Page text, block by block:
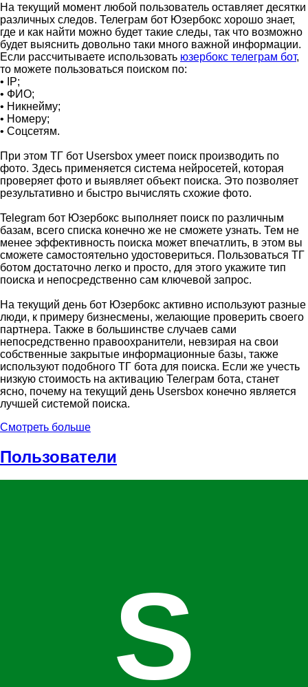
На текущий момент любой пользователь оставляет десятки
различных следов. Телеграм бот Юзербокс хорошо знает,
где и как найти можно будет такие следы, так что возможно
будет выяснить довольно таки много важной информации.
Если рассчитываете использовать юзербокс телеграм бот,
то можете пользоваться поиском по:
• IP;
• ФИО;
• Никнейму;
• Номеру;
• Соцсетям.
При этом ТГ бот Usersbox умеет поиск производить по
фото. Здесь применяется система нейросетей, которая
проверяет фото и выявляет объект поиска. Это позволяет
результативно и быстро вычислять схожие фото.
Telegram бот Юзербокс выполняет поиск по различным
базам, всего списка конечно же не сможете узнать. Тем не
менее эффективность поиска может впечатлить, в этом вы
сможете самостоятельно удостовериться. Пользоваться ТГ
ботом достаточно легко и просто, для этого укажите тип
поиска и непосредственно сам ключевой запрос.
На текущий день бот Юзербокс активно используют разные
люди, к примеру бизнесмены, желающие проверить своего
партнера. Также в большинстве случаев сами
непосредственно правоохранители, невзирая на свои
собственные закрытые информационные базы, также
используют подобного ТГ бота для поиска. Если же учесть
низкую стоимость на активацию Телеграм бота, станет
ясно, почему на текущий день Usersbox конечно является
лучшей системой поиска.
Смотреть больше
Пользователи
S